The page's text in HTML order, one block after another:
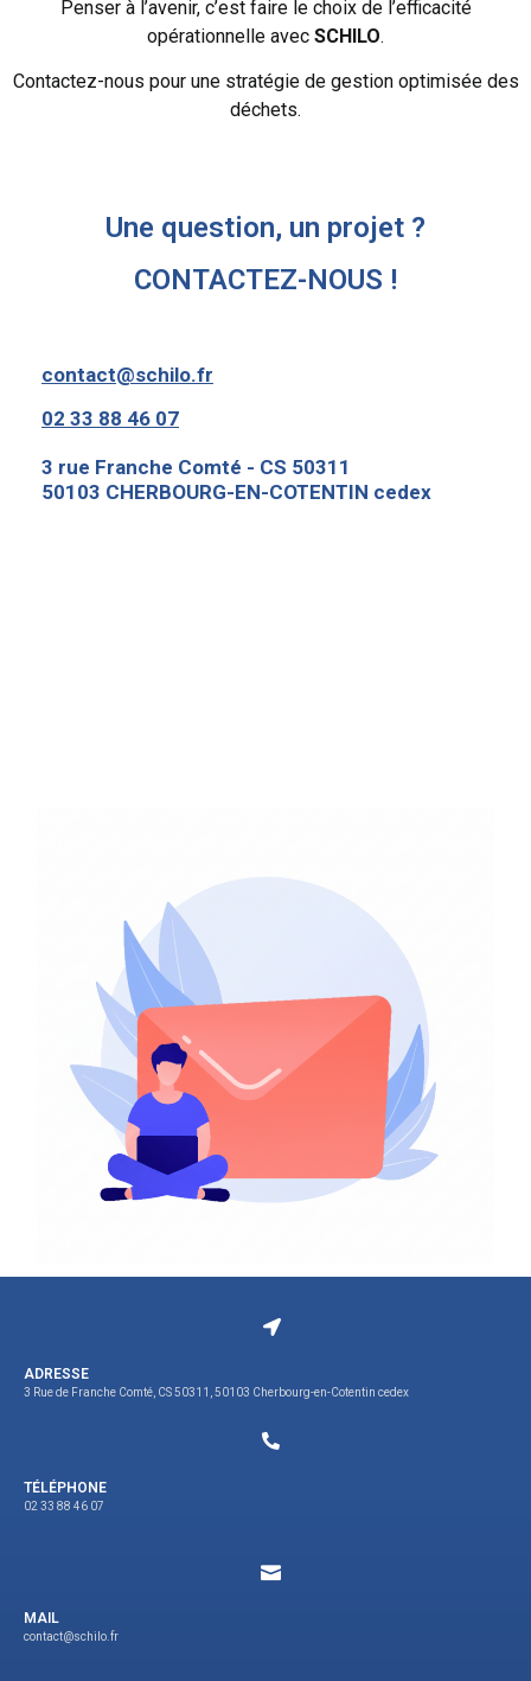
Penser à l’avenir, c’est faire le choix de l’efficacité
opérationnelle avec SCHILO.
Contactez-nous pour une stratégie de gestion optimisée des
déchets.
Une question, un projet ?
CONTACTEZ-NOUS !
contact@schilo.fr
02 33 88 46 07
3 rue Franche Comté - CS 50311
50103 CHERBOURG-EN-COTENTIN cedex
ADRESSE
3 Rue de Franche Comté, CS 50311, 50103 Cherbourg-en-Cotentin cedex
TÉLÉPHONE
02 33 88 46 07
MAIL
contact@schilo.fr